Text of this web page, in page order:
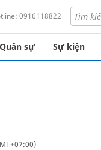
0916118822
Quân sự Sự kiện